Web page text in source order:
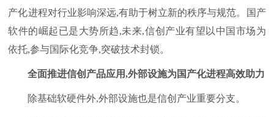
产化进程对行业影响深远,有助于树立新的秩序与规范。国产
软件的崛起已是大势所趋,未来,信创产业有望以中国市场为
依托,参与国际化竞争,突破技术封锁。
全面推进信创产品应用,外部设施为国产化进程高效助力
除基础软硬件外,外部设施也是信创产业重要分支。